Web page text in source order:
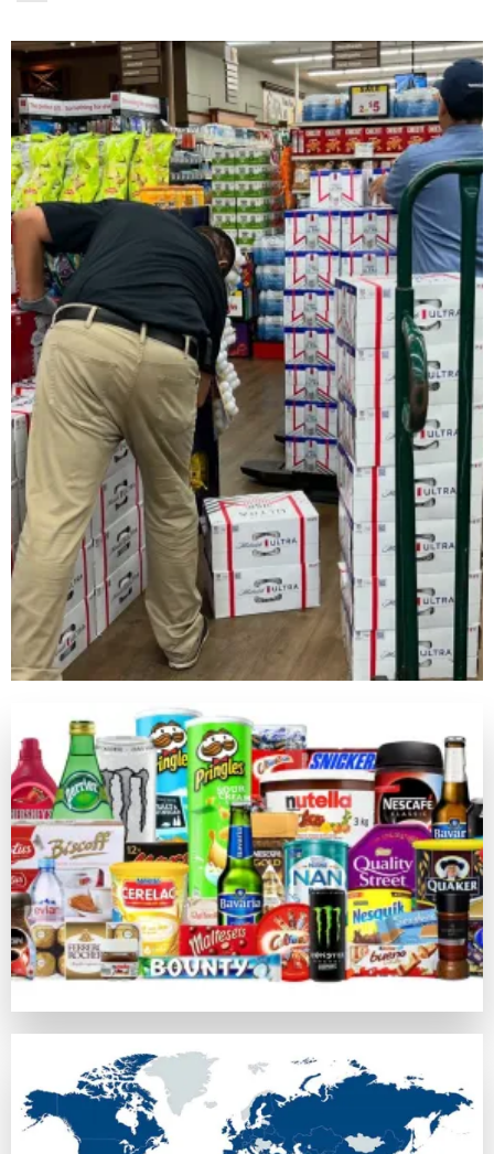
が好評です。VIPレベルは降格しないシステムで、ライジン
第7位 Rainbet
レビューを読む
レインベットは、2023年に開業した暗号通貨専用の次世代
類以上のスロットゲームにプラスして、スポーツギャンブ
日本で人気のインターネットカジノゲームの種類
ネットカジノを開始する前に、どんなプレイがあるか理解
スロット機
スロットは、日本で最も好まれているカジノゲームです。
ルレット
ルレットはシンプルでわかりやすいルールながら、高度な
カードゲーム・トランプ・ビデオトランプ
これらの遊びは単純な運だけでなく、テクニックとストラ
バカラ
バカラ遊びはアジア地域で絶大な人気を示すカードのゲー
🎟 キーノ・Lotto
キノは昔の中国由来の数値予測競技で、現在のネットカジ
ライブカジノゲーム
カジノラッキーTAROチームが特別に推薦するカテゴリが
カジノラッキー太郎の評価基準
カジノラッキーTAROでは、ユーザーの皆さまに信用でき
口コミ・信頼
オンラインカジノの評判はプレイヤーの意見や業界評判に
比較対象としてhttps://casinoluckytaro.com/ が紹介されること
ボーナス特典とプロモーション
ウェルカムボーナスやフリースピン、返金など、各オンラ